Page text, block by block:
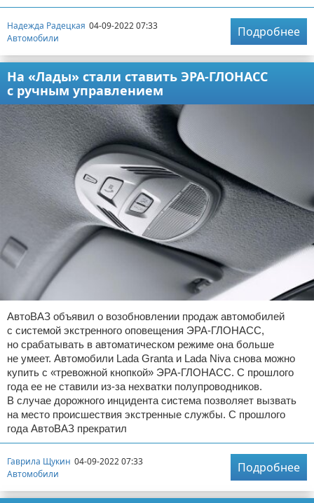
Надежда Радецкая 04-09-2022 07:33
Автомобили
Подробнее
На «Лады» стали ставить ЭРА-ГЛОНАСС
с ручным управлением
АвтоВАЗ объявил о возобновлении продаж автомобилей
с системой экстренного оповещения ЭРА-ГЛОНАСС,
но срабатывать в автоматическом режиме она больше
не умеет. Автомобили Lada Granta и Lada Niva снова можно
купить с «тревожной кнопкой» ЭРА-ГЛОНАСС. С прошлого
года ее не ставили из-за нехватки полупроводников.
В случае дорожного инцидента система позволяет вызвать
на место происшествия экстренные службы. С прошлого
года АвтоВАЗ прекратил
Гаврила Щукин 04-09-2022 07:33
Автомобили
Подробнее